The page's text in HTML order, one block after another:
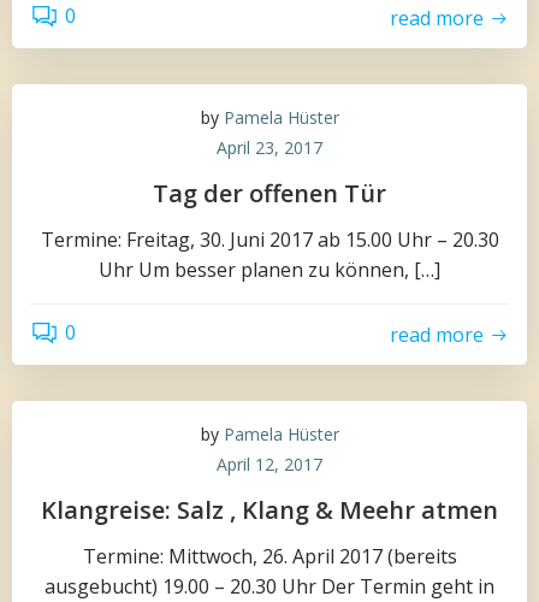
0 read more
by Pamela Hüster
April 23, 2017
Tag der offenen Tür
Termine: Freitag, 30. Juni 2017 ab 15.00 Uhr – 20.30
Uhr Um besser planen zu können, […]
0 read more
by Pamela Hüster
April 12, 2017
Klangreise: Salz , Klang & Meehr atmen
Termine: Mittwoch, 26. April 2017 (bereits
ausgebucht) 19.00 – 20.30 Uhr Der Termin geht in